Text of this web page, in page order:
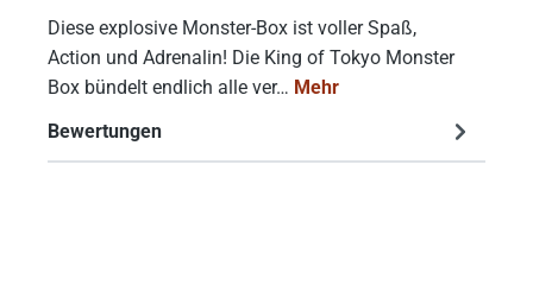
Diese explosive Monster-Box ist voller Spaß,
Action und Adrenalin! Die King of Tokyo Monster
Box bündelt endlich alle ver… Mehr
Bewertungen